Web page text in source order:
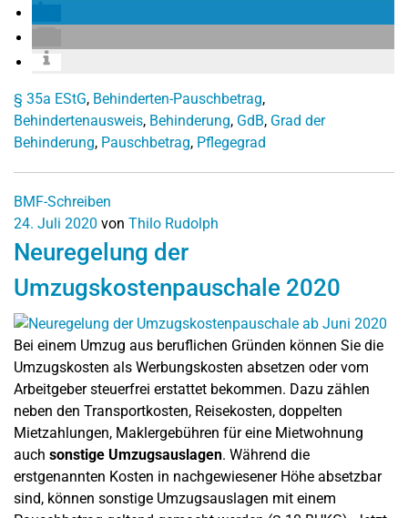
§ 35a EStG, Behinderten-Pauschbetrag,
Behindertenausweis, Behinderung, GdB, Grad der
Behinderung, Pauschbetrag, Pflegegrad
BMF-Schreiben
24. Juli 2020 von Thilo Rudolph
Neuregelung der
Umzugskostenpauschale 2020
Bei einem Umzug aus beruflichen Gründen können Sie die
Umzugskosten als Werbungskosten absetzen oder vom
Arbeitgeber steuerfrei erstattet bekommen. Dazu zählen
neben den Transportkosten, Reisekosten, doppelten
Mietzahlungen, Maklergebühren für eine Mietwohnung
auch sonstige Umzugsauslagen. Während die
erstgenannten Kosten in nachgewiesener Höhe absetzbar
sind, können sonstige Umzugsauslagen mit einem